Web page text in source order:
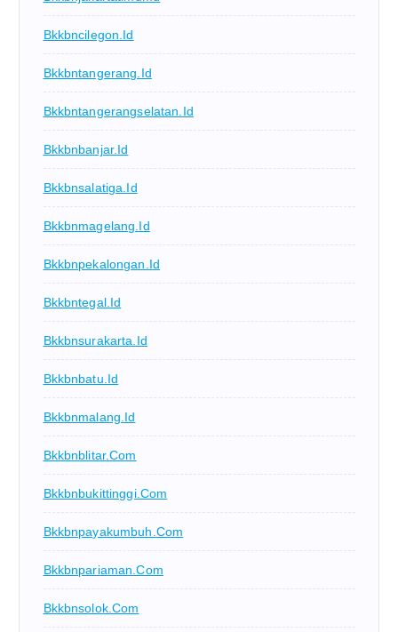
Bkkbncilegon.id
Bkkbntangerang.id
Bkkbntangerangselatan.id
Bkkbnbanjar.id
Bkkbnsalatiga.id
Bkkbnmagelang.id
Bkkbnpekalongan.id
Bkkbntegal.id
Bkkbnsurakarta.id
Bkkbnbatu.id
Bkkbnmalang.id
Bkkbnblitar.com
Bkkbnbukittinggi.com
Bkkbnpayakumbuh.com
Bkkbnpariaman.com
Bkkbnsolok.com